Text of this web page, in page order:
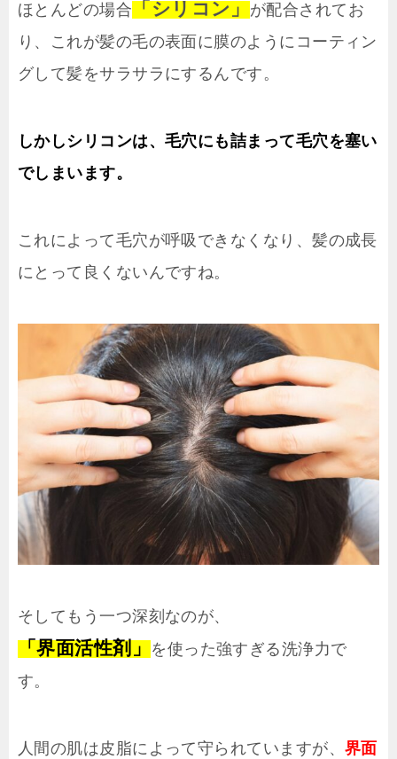
ほとんどの場合 「シリコン」
が配合されてお
り、これが髪の毛の表面に膜のようにコーティン
グして髪をサラサラにするんです。
しかしシリコンは、毛穴にも詰まって毛穴を塞い
でしまいます。
これによって毛穴が呼吸できなくなり、髪の成長
にとって良くないんですね。
そしてもう一つ深刻なのが、
「界面活性剤」
を使った強すぎる洗浄力で
す。
人間の肌は皮脂によって守られていますが、 界面